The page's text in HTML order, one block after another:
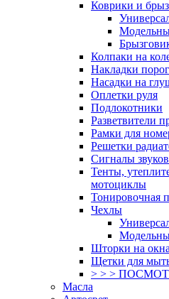
Коврики и
Колпаки на
Накладки
Насадки на
Оплетки руля
Подлокотники
Разветвители
Рамки для
Решетки
Сигналы
Тенты,
мотоциклы
Тонировочная
Чехлы
Шторки на окна
Щетки для
> > >
Масла